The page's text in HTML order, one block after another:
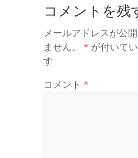
コメントを残
メールアドレスが公
ません。
* が付いて
す
コメント *